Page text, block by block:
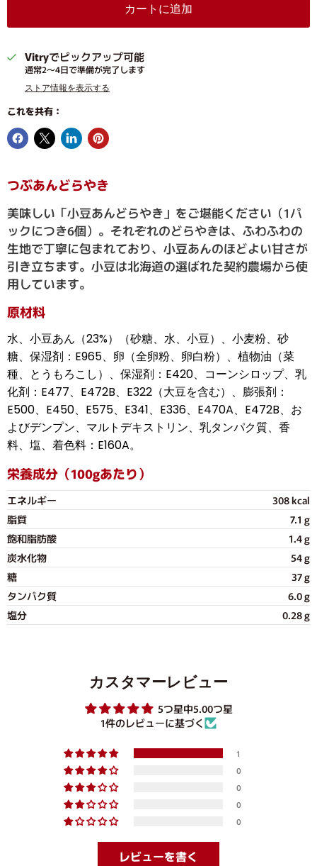
カートに追加
Vitryでピックアップ可能
通常2〜4日で準備が完了します
ストア情報を表示する
これを共有：
つぶあんどらやき
美味しい「小豆あんどらやき」をご堪能ください（1パ
ックにつき6個）。それぞれのどらやきは、ふわふわの
生地で丁寧に包まれており、小豆あんのほどよい甘さが
引き立ちます。小豆は北海道の選ばれた契約農場から使
用しています。
原材料
水、小豆あん（23%）（砂糖、水、小豆）、小麦粉、砂
糖、保湿剤：E965、卵（全卵粉、卵白粉）、植物油（菜
種、とうもろこし）、保湿剤：E420、コーンシロップ、乳
化剤：E477、E472B、E322（大豆を含む）、膨張剤：
E500、E450、E575、E341、E336、E470A、E472B、お
よびデンプン、マルトデキストリン、乳タンパク質、香
料、塩、着色料：E160A。
栄養成分（100gあたり）
エネルギー
308 kcal
脂質
7.1 g
飽和脂肪酸
1.4 g
炭水化物
54 g
糖
37 g
タンパク質
6.0 g
塩分
0.28 g
カスタマーレビュー
5つ星中5.00つ星
1件のレビューに基づく
1
0
0
0
0
レビューを書く